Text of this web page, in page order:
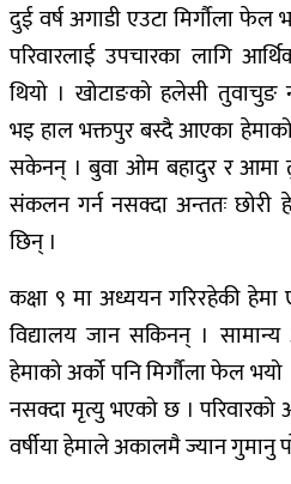
दुई वर्ष अगाडी एउटा मिर्गौला
परिवारलाई उपचारका लागि
थियो । खोटाङको हलेसी तुवाचुङ
भइ हाल भक्तपुर बस्दै आएका
सकेनन् । बुवा ओम बहादुर र आमा
संकलन गर्न नसक्दा अन्ततः छोरी
छिन् ।
कक्षा ९ मा अध्ययन गरिरहेकी
विद्यालय जान सकिनन् ।
हेमाको अर्को पनि मिर्गौला फेल
नसक्दा मृत्यु भएको छ ।
वर्षीया हेमाले अकालमै ज्यान गुमानु